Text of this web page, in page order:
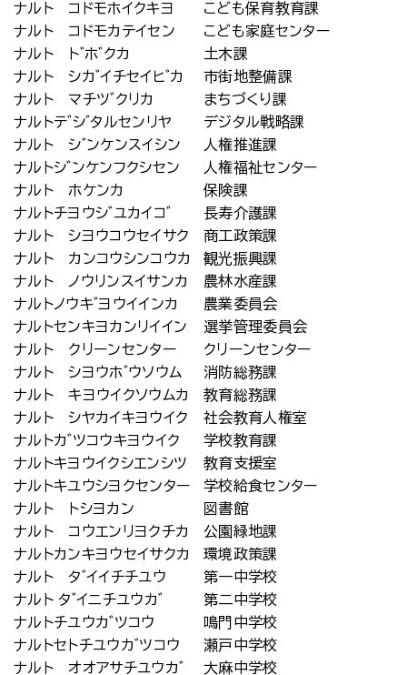
ナルト コドモホイクキヨ
こども保育教育課
ナルト コドモカテイセン
こども家庭センター
ナルト ト゛ホ゛クカ
土木課
ナルト シカ゛イチセイヒ゛カ
市街地整備課
ナルト マチツ゛クリカ
まちづくり課
ナルトテ゛シ゛タルセンリヤ
デジタル戦略課
ナルト シ゛ンケンスイシン
人権推進課
ナルトシ゛ンケンフクシセン
人権福祉センター
ナルト ホケンカ
保険課
ナルトチヨウシ゛ユカイコ゛
長寿介護課
ナルト シヨウコウセイサク
商工政策課
ナルト カンコウシンコウカ
観光振興課
ナルト ノウリンスイサンカ
農林水産課
ナルトノウキ゛ヨウイインカ
農業委員会
ナルトセンキヨカンリイイン
選挙管理委員会
ナルト クリーンセンター
クリーンセンター
ナルト シヨウホ゛ウソウム
消防総務課
ナルト キヨウイクソウムカ
教育総務課
ナルト シヤカイキヨウイク
社会教育人権室
ナルトカ゛ツコウキヨウイク
学校教育課
ナルトキヨウイクシエンシツ
教育支援室
ナルトキユウシヨクセンター
学校給食センター
ナルト トシヨカン
図書館
ナルト コウエンリヨクチカ
公園緑地課
ナルトカンキヨウセイサクカ
環境政策課
ナルト タ゛イイチチユウ
第一中学校
ナルト タ゛イニチユウカ゛
第二中学校
ナルトチユウカ゛ツコウ
鳴門中学校
ナルトセトチユウカ゛ツコウ
瀬戸中学校
ナルト オオアサチユウカ゛
大麻中学校